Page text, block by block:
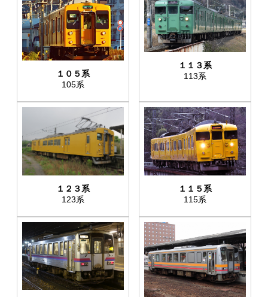
１０５系
105系
１１３系
113系
１２３系
123系
１１５系
115系